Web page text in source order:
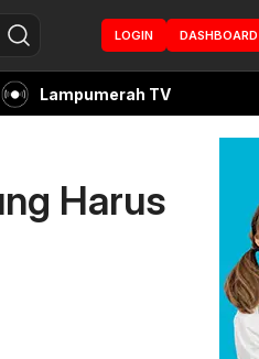
LOGIN DASHBOARD
Lampumerah TV
Harus